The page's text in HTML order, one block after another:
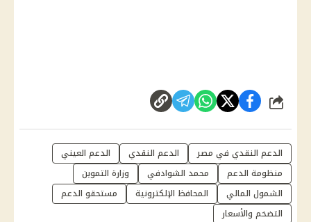
شارك
الدعم النقدي في مصر الدعم النقدي
الدعم العيني
منظومة الدعم
محمد الشوادفي
وزارة التموين
الشمول المالي
المحافظ الإلكترونية
مستحقو الدعم
التضخم والأسعار